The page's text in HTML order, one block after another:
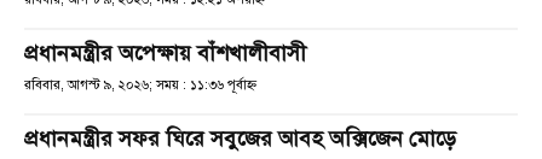
প্রধানমন্ত্রীর অপেক্ষায় বাঁশখালীবাসী
রবিবার, আগস্ট ৯, ২০২৬; সময় : ১১:৩৬ পূর্বাহ্ণ
প্রধানমন্ত্রীর সফর ঘিরে সবুজের আবহ অক্সিজেন মোড়ে